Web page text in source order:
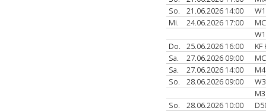
So.
21.06.2026 14:00
Mi.
24.06.2026 17:00
Do.
25.06.2026 16:00
KF
Sa.
27.06.2026 09:00
Sa.
27.06.2026 14:00
So.
28.06.2026 09:00
So.
28.06.2026 10:00